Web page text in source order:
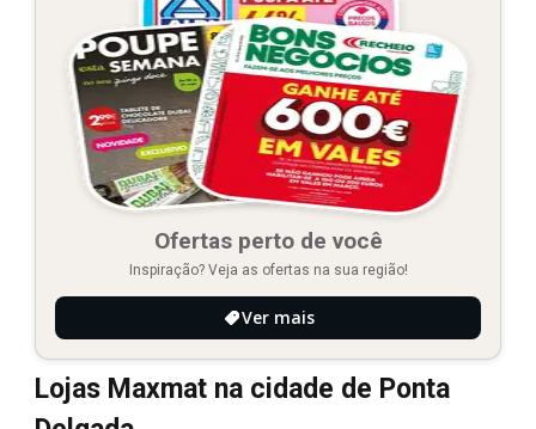
Ofertas perto de você
Inspiração? Veja as ofertas na sua região!
Ver mais
Lojas Maxmat na cidade de Ponta